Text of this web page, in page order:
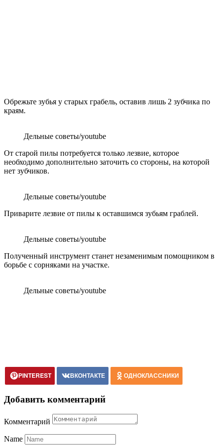
Обрежьте зубья у старых грабель, оставив лишь 2 зубчика по
краям.
Дельные советы/youtube
От старой пилы потребуется только лезвие, которое
необходимо дополнительно заточить со стороны, на которой
нет зубчиков.
Дельные советы/youtube
Приварите лезвие от пилы к оставшимся зубьям граблей.
Дельные советы/youtube
Полученный инструмент станет незаменимым помощником в
борьбе с сорняками на участке.
Дельные советы/youtube
PINTEREST ВКОНТАКТЕ ОДНОКЛАССНИКИ
Добавить комментарий
Комментарий
Name